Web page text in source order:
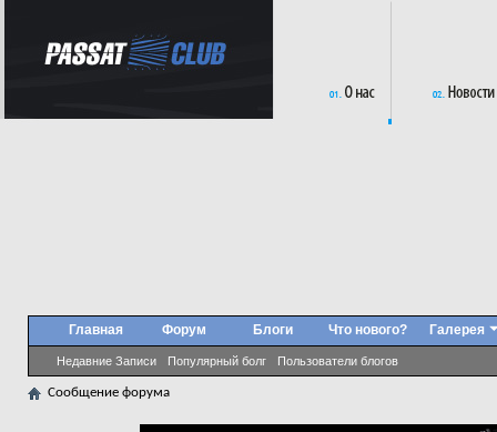
Главная Форум Блоги
Недавние Записи Популярный болг Пользователи блогов
Что нового? Галерея
Сообщение форума